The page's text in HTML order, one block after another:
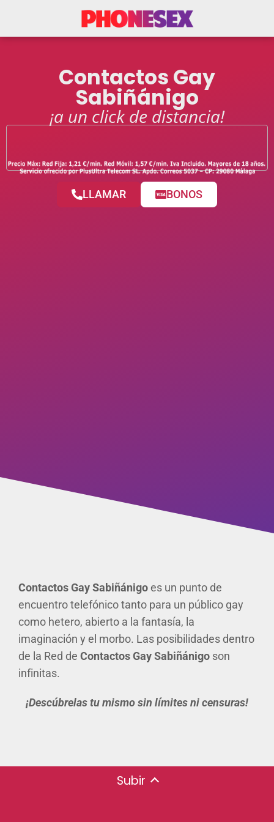
Contactos Gay
Sabiñánigo
¡a un click de distancia!
LLAMAR BONOS
Contactos Gay Sabiñánigoes un punto de
encuentro telefónico tanto para un público gay
como hetero, abierto a la fantasía, la
imaginación y el morbo. Las posibilidades dentro
de la Red de Contactos Gay Sabiñánigo son
infinitas.
¡Descúbrelas tu mismo sin límites ni censuras!
Subir